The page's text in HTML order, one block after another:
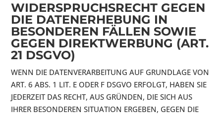
WIDERSPRUCHSRECHT GEGEN
DIE DATENERHEBUNG IN
BESONDEREN FÄLLEN SOWIE
GEGEN DIREKTWERBUNG (ART.
21 DSGVO)
WENN DIE DATENVERARBEITUNG AUF GRUNDLAGE VON
ART. 6 ABS. 1 LIT. E ODER F DSGVO ERFOLGT, HABEN SIE
JEDERZEIT DAS RECHT, AUS GRÜNDEN, DIE SICH AUS
IHRER BESONDEREN SITUATION ERGEBEN, GEGEN DIE